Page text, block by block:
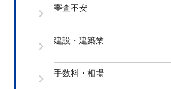
審査不安
建設・建築業
手数料・相場